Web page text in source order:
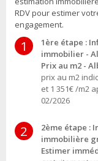
RDV pour estimer
engagement.
1
1ère étape :
immobilier -
Prix au m2 -
prix au m2
et 1 351€ /m2
02/2026
2
2ème étape :
immobilière
Estimer